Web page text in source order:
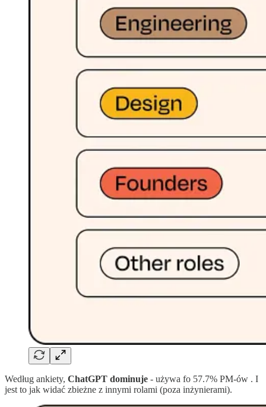
Według ankiety, ChatGPT dominuje - używa fo 57.7% PM-ów . I
jest to jak widać zbieżne z innymi rolami (poza inżynierami).